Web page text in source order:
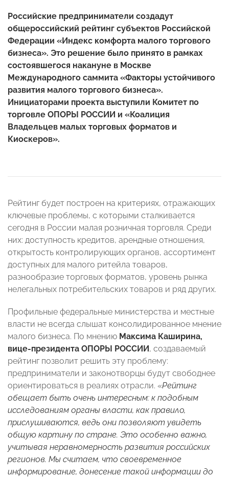
Российские предприниматели создадут
общероссийский рейтинг субъектов Российской
Федерации «Индекс комфорта малого торгового
бизнеса». Это решение было принято в рамках
состоявшегося накануне в Москве
Международного саммита «Факторы устойчивого
развития малого торгового бизнеса».
Инициаторами проекта выступили Комитет по
торговле ОПОРЫ РОССИИ и «Коалиция
Владельцев малых торговых форматов и
Киоскеров».
Рейтинг будет построен на критериях, отражающих
ключевые проблемы, с которыми сталкивается
сегодня в России малая розничная торговля. Среди
них: доступность кредитов, арендные отношения,
открытость контролирующих органов, ассортимент
доступных для малого ритейла товаров,
разнообразие торговых форматов, уровень рынка
нелегальных потребительских товаров и ряд других.
Профильные федеральные министерства и местные
власти не всегда слышат консолидированное мнение
малого бизнеса. По мнению Максима Каширина,
вице-президента ОПОРЫ РОССИИ, создаваемый
рейтинг позволит решить эту проблему:
предприниматели и законотворцы будут свободнее
ориентироваться в реалиях отрасли. «Рейтинг
обещает быть очень интересным: к подобным
исследованиям органы власти, как правило,
прислушиваются, ведь они позволяют увидеть
общую картину по стране. Это особенно важно,
учитывая неравномерность развития российских
регионов. Мы считаем, что своевременное
информирование, донесение такой информации до